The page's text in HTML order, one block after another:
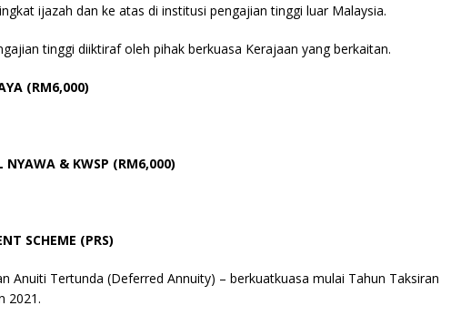
ijazah dan ke atas di institusi pengajian tinggi luar Malaysia.
tinggi diiktiraf oleh pihak berkuasa Kerajaan yang berkaitan.
(RM6,000)
NYAWA & KWSP (RM6,000)
SCHEME (PRS)
Anuiti Tertunda (Deferred Annuity) – berkuatkuasa mulai Tahun Taksiran
2021.